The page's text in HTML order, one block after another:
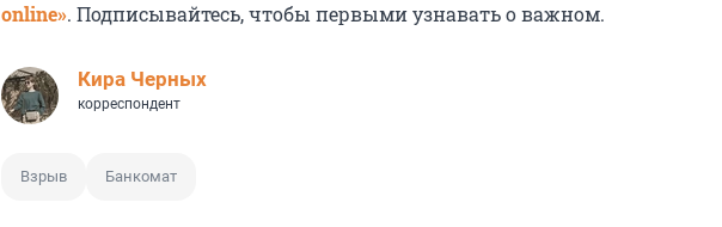
online». Подписывайтесь, чтобы первыми узнавать о важном.
Кира Черных
корреспондент
Взрыв Банкомат